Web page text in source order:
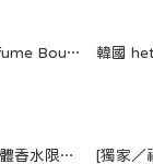
韓國 hetras - Handmade Perfume Boutique Cotton 50ml
韓國 Forment x Hello Kitty 固體香水限定版